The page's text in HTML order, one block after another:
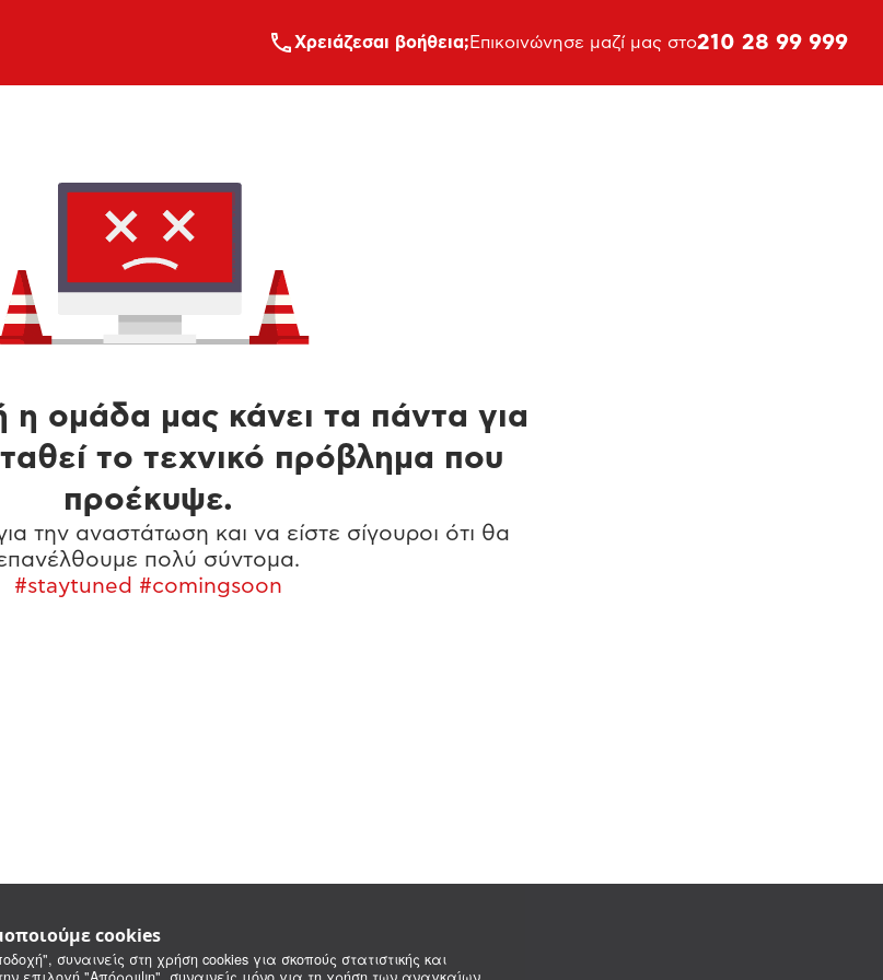
cookies
συναινείς στη χρήση cookies για σκοπούς στατιστικής και
Xρειάζεσαι βοήθεια; Επικοινώνησε μαζί μας στο210 28 99 999
η ομάδα μας κάνει τα πάντα για
το τεχνικό πρόβλημα που
προέκυψε.
την αναστάτωση και να είστε σίγουροι ότι θα
πολύ σύντομα.
#staytuned #comingsoon